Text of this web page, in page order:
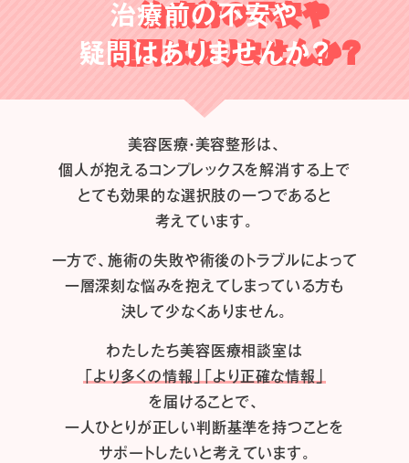
治療前の不安や
疑問はありませんか？
美容医療・美容整形は、
個人が抱えるコンプレックスを解消する上で
とても効果的な選択肢の一つであると
考えています。
一方で、施術の失敗や術後のトラブルによって
一層深刻な悩みを抱えてしまっている方も
決して少なくありません。
わたしたち美容医療相談室は
「より多くの情報」「より正確な情報」
を届けることで、
一人ひとりが正しい判断基準を持つことを
サポートしたいと考えています。